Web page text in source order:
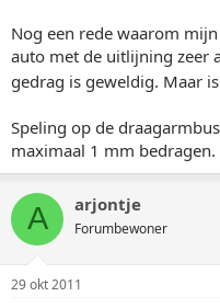
Nog een rede waarom
auto met de uitlijning zeer
gedrag is geweldig. Maar
Speling op de
maximaal 1 mm bedragen.
A arjontje
Forumbewoner
29 okt 2011